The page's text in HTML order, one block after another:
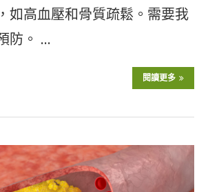
如高血壓和骨質疏鬆。需要我
防。 …
閱讀更多